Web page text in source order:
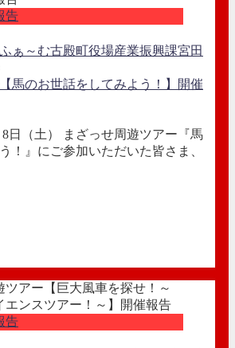
告
ぁ～む古殿町役場産業振興課宮田
馬のお世話をしてみよう！】開催
8日（土） まざっせ周遊ツアー『馬
！』にご参加いただいた皆さま、
告